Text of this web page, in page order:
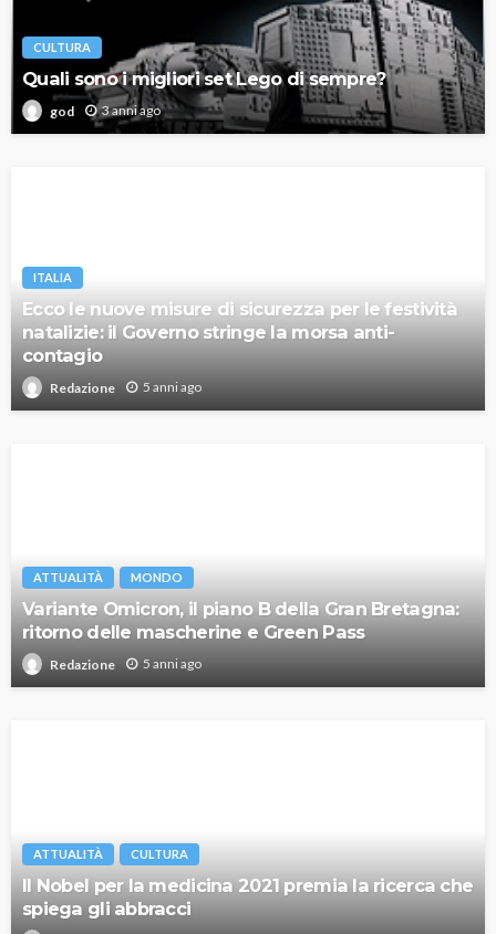
CULTURA
Quali sono i migliori set Lego di sempre?
god 3 anni ago
ITALIA
Ecco le nuove misure di sicurezza per le festività
natalizie: il Governo stringe la morsa anti-
contagio
Redazione 5 anni ago
ATTUALITÀ MONDO
Variante Omicron, il piano B della Gran Bretagna:
ritorno delle mascherine e Green Pass
Redazione 5 anni ago
ATTUALITÀ CULTURA
Il Nobel per la medicina 2021 premia la ricerca che
spiega gli abbracci